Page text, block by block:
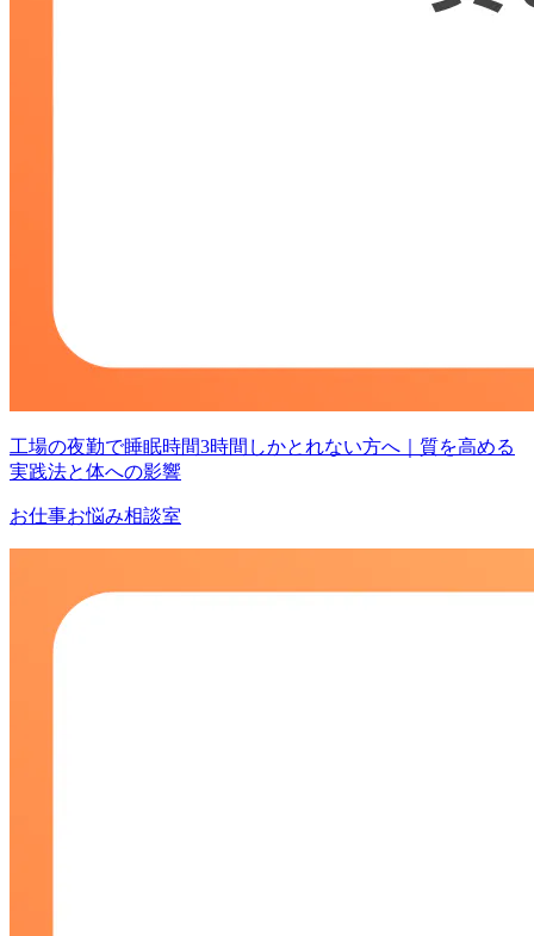
工場の夜勤で睡眠時間3時間しかとれない方へ｜質を高める
実践法と体への影響
お仕事お悩み相談室